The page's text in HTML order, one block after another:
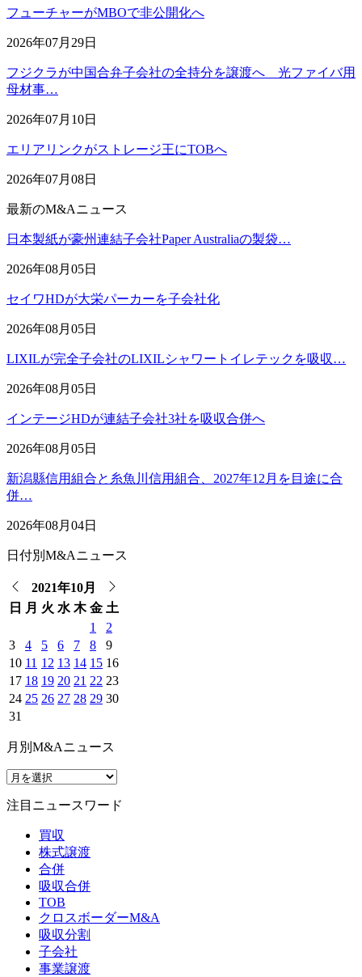
フューチャーがMBOで非公開化へ
2026年07月29日
フジクラが中国合弁子会社の全持分を譲渡へ 光ファイバ用
母材事…
2026年07月10日
エリアリンクがストレージ王にTOBへ
2026年07月08日
最新のM&Aニュース
日本製紙が豪州連結子会社Paper Australiaの製袋…
2026年08月05日
セイワHDが大栄パーカーを子会社化
2026年08月05日
LIXILが完全子会社のLIXILシャワートイレテックを吸収…
2026年08月05日
インテージHDが連結子会社3社を吸収合併へ
2026年08月05日
新潟縣信用組合と糸魚川信用組合、2027年12月を目途に合
併…
2026年08月04日
日付別M&Aニュース
2021年10月
日
月 火 水 木 金 土
1
2
3
4 5 6 7 8
9
10 11 12 13 14 15 16
17 18 19 20 21 22 23
24 25 26 27 28 29 30
31
月別M&Aニュース
注目ニュースワード
買収
株式譲渡
合併
吸収合併
TOB
クロスボーダーM&A
吸収分割
子会社
事業譲渡